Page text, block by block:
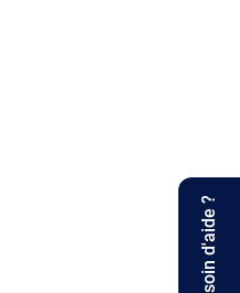
Besoin d'aide ?